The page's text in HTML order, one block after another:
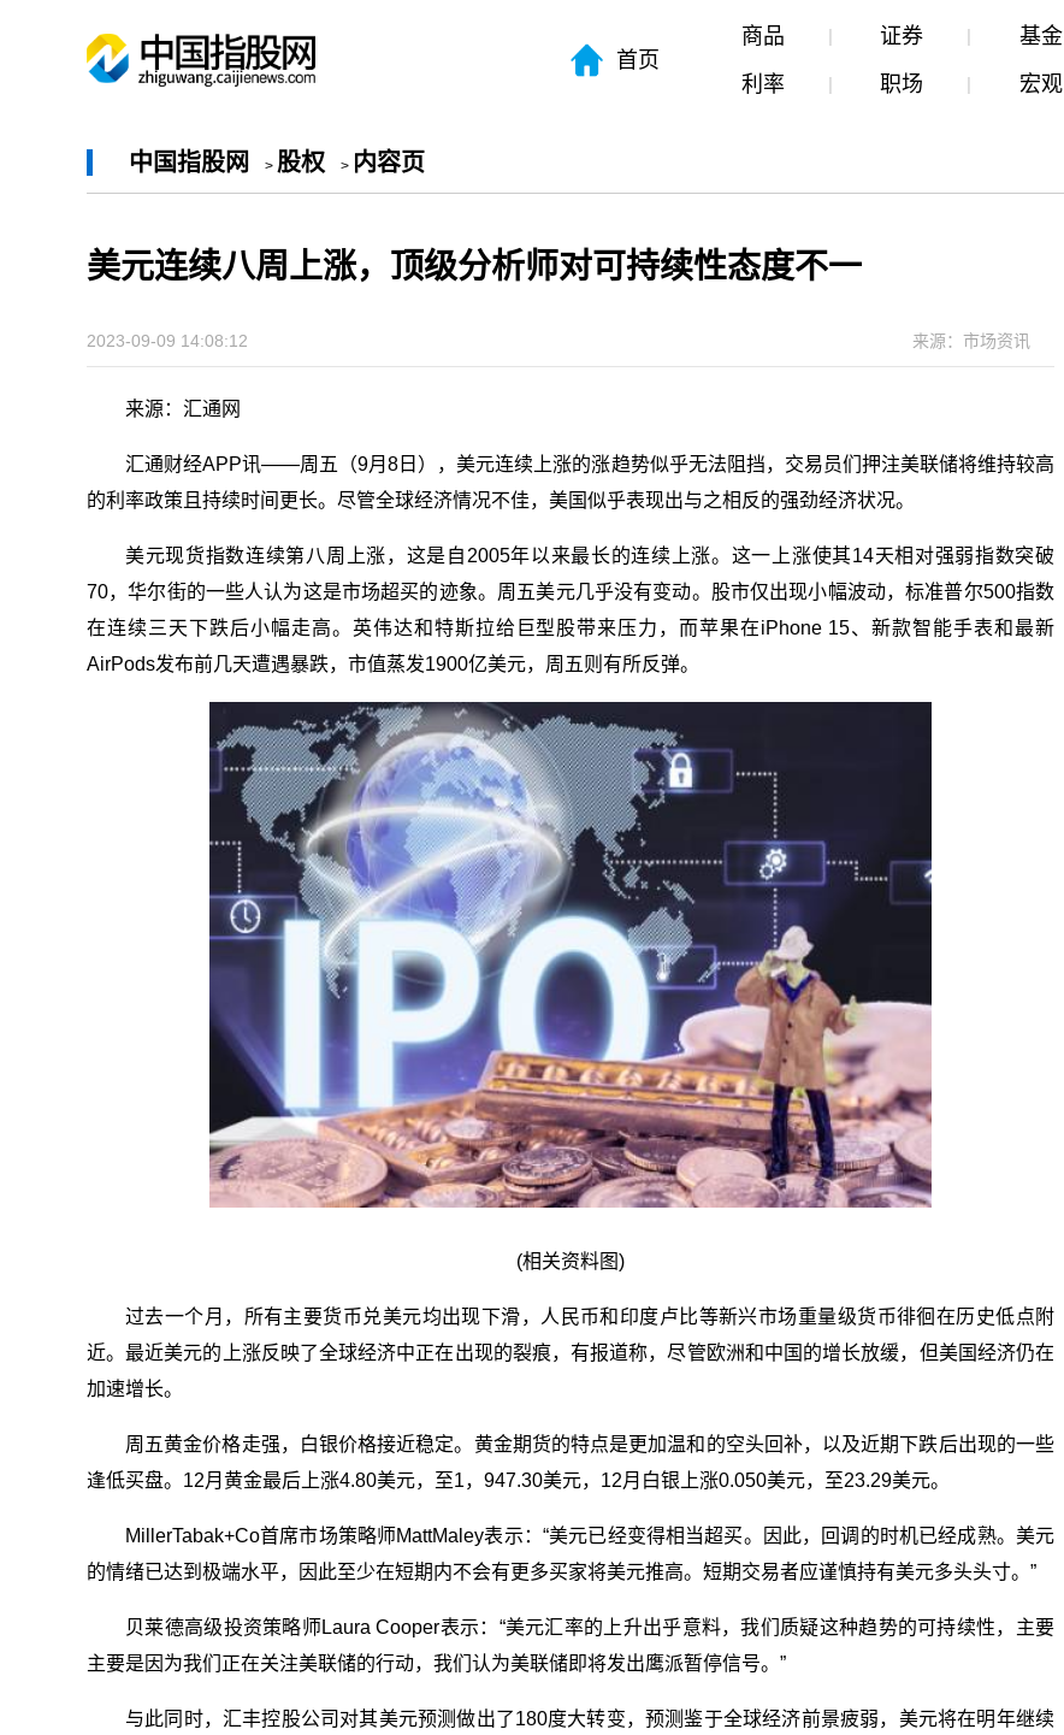
首页
商品 证券 基金
利率
职场 宏观
中国指股网 > 股权 > 内容页
美元连续八周上涨，顶级分析师对可持续性态度不一
2023-09-09 14:08:12 来源：市场资讯
来源：汇通网
汇通财经APP讯——周五（9月8日），美元连续上涨的涨趋势似乎无法阻挡，交易员们押注美联储将维持较高
的利率政策且持续时间更长。尽管全球经济情况不佳，美国似乎表现出与之相反的强劲经济状况。
美元现货指数连续第八周上涨，这是自2005年以来最长的连续上涨。这一上涨使其14天相对强弱指数突破
70，华尔街的一些人认为这是市场超买的迹象。周五美元几乎没有变动。股市仅出现小幅波动，标准普尔500指数
在连续三天下跌后小幅走高。英伟达和特斯拉给巨型股带来压力，而苹果在iPhone 15、新款智能手表和最新
AirPods发布前几天遭遇暴跌，市值蒸发1900亿美元，周五则有所反弹。
(相关资料图)
过去一个月，所有主要货币兑美元均出现下滑，人民币和印度卢比等新兴市场重量级货币徘徊在历史低点附
近。最近美元的上涨反映了全球经济中正在出现的裂痕，有报道称，尽管欧洲和中国的增长放缓，但美国经济仍在
加速增长。
周五黄金价格走强，白银价格接近稳定。黄金期货的特点是更加温和的空头回补，以及近期下跌后出现的一些
逢低买盘。12月黄金最后上涨4.80美元，至1，947.30美元，12月白银上涨0.050美元，至23.29美元。
MillerTabak+Co首席市场策略师MattMaley表示：“美元已经变得相当超买。因此，回调的时机已经成熟。美元
的情绪已达到极端水平，因此至少在短期内不会有更多买家将美元推高。短期交易者应谨慎持有美元多头头寸。”
贝莱德高级投资策略师Laura Cooper表示：“美元汇率的上升出乎意料，我们质疑这种趋势的可持续性，主要
主要是因为我们正在关注美联储的行动，我们认为美联储即将发出鹰派暂停信号。”
与此同时，汇丰控股公司对其美元预测做出了180度大转变，预测鉴于全球经济前景疲弱，美元将在明年继续